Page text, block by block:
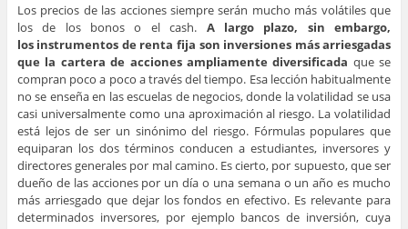
Los precios de las acciones siempre serán mucho más volátiles que
los de los bonos o el cash. A largo plazo, sin embargo,
los instrumentos de renta fija son inversiones más arriesgadas
que la cartera de acciones ampliamente diversificada que se
compran poco a poco a través del tiempo. Esa lección habitualmente
no se enseña en las escuelas de negocios, donde la volatilidad se usa
casi universalmente como una aproximación al riesgo. La volatilidad
está lejos de ser un sinónimo del riesgo. Fórmulas populares que
equiparan los dos términos conducen a estudiantes, inversores y
directores generales por mal camino. Es cierto, por supuesto, que ser
dueño de las acciones por un día o una semana o un año es mucho
más arriesgado que dejar los fondos en efectivo. Es relevante para
determinados inversores, por ejemplo bancos de inversión, cuya